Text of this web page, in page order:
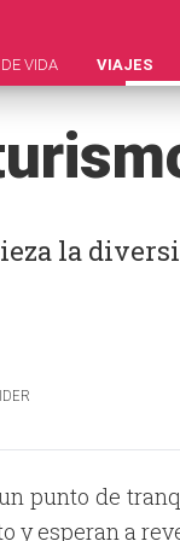
VIDA VIAJES
la
punto de
y esperan a